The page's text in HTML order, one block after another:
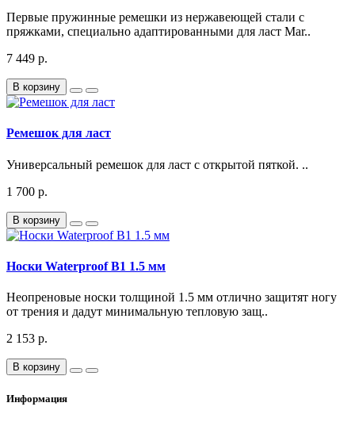
Первые пружинные ремешки из нержавеющей стали с
пряжками, специально адаптированными для ласт Mar..
7 449 р.
В корзину
Ремешок для ласт
Универсальный ремешок для ласт с открытой пяткой. ..
1 700 р.
В корзину
Носки Waterproof B1 1.5 мм
Неопреновые носки толщиной 1.5 мм отлично защитят ногу
от трения и дадут минимальную тепловую защ..
2 153 р.
В корзину
Информация